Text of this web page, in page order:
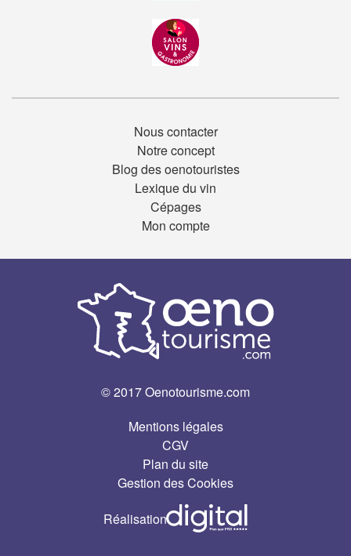
Nous contacter
Notre concept
Blog des oenotouristes
Lexique du vin
Cépages
Mon compte
© 2017 Oenotourisme.com
Réalisation
Mentions légales
CGV
Plan du site
Gestion des Cookies